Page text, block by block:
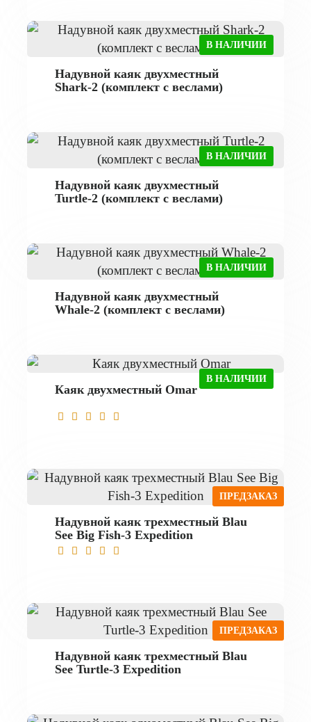
В НАЛИЧИИ
Надувной каяк двухместный
Shark-2 (комплект с веслами)
В НАЛИЧИИ
Надувной каяк двухместный
Turtle-2 (комплект с веслами)
В НАЛИЧИИ
Надувной каяк двухместный
Whale-2 (комплект с веслами)
В НАЛИЧИИ
Каяк двухместный Omar
ПРЕДЗАКАЗ
Надувной каяк трехместный Blau
See Big Fish-3 Expedition
ПРЕДЗАКАЗ
Надувной каяк трехместный Blau
See Turtle-3 Expedition